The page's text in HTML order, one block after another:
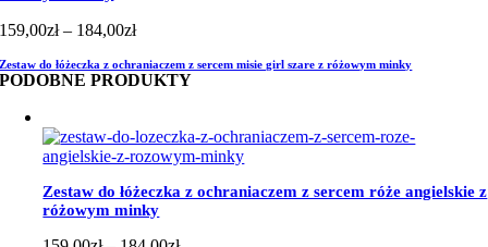
159,00zł – 184,00złZakres
od
159,00zł
184,00zł
Zestaw do łóżeczka z ochraniaczem z sercem misie girl szare z różowym minky
PODOBNE PRODUKTY
Zestaw do łóżeczka z ochraniaczem z sercem róże angielskie z
różowym minky